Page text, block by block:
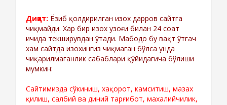
Диққат: Ёзиб қолдирилган изох дарров сайтга
чиқмайди. Хар бир изох узоғи билан 24 соат
ичида текширувдан ўтади. Мабодо бу вақт ўтгач
хам сайтда изохингиз чиқмаган бўлса унда
чиқарилмаганлик сабаблари қўйидагича бўлиши
мумкин:
Сайтимизда сўкиниш, хақорот, камситиш, мазах
қилиш, салбий ва диний тарғибот, махалийчилик,